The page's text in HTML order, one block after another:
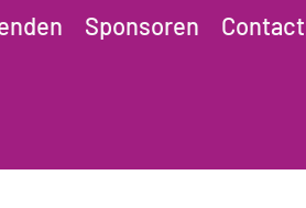
Sponsoren Contact